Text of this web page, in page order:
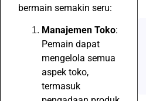
bermain semakin seru:
Manajemen Toko:
Pemain dapat
mengelola semua
aspek toko,
termasuk